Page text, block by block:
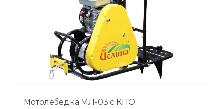
Мотолебедка МЛ-03 с КПО